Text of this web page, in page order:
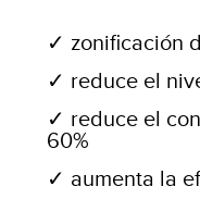
zonificación
reduce el
reduce el
60%
aumenta la